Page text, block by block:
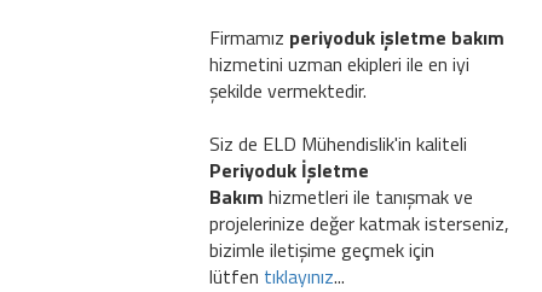
Firmamız periyoduk işletme bakım
hizmetini uzman ekipleri ile en iyi
şekilde vermektedir.
Siz de ELD Mühendislik'in kaliteli
Periyoduk İşletme
Bakım hizmetleri ile tanışmak ve
projelerinize değer katmak isterseniz,
bizimle iletişime geçmek için
lütfen tıklayınız...